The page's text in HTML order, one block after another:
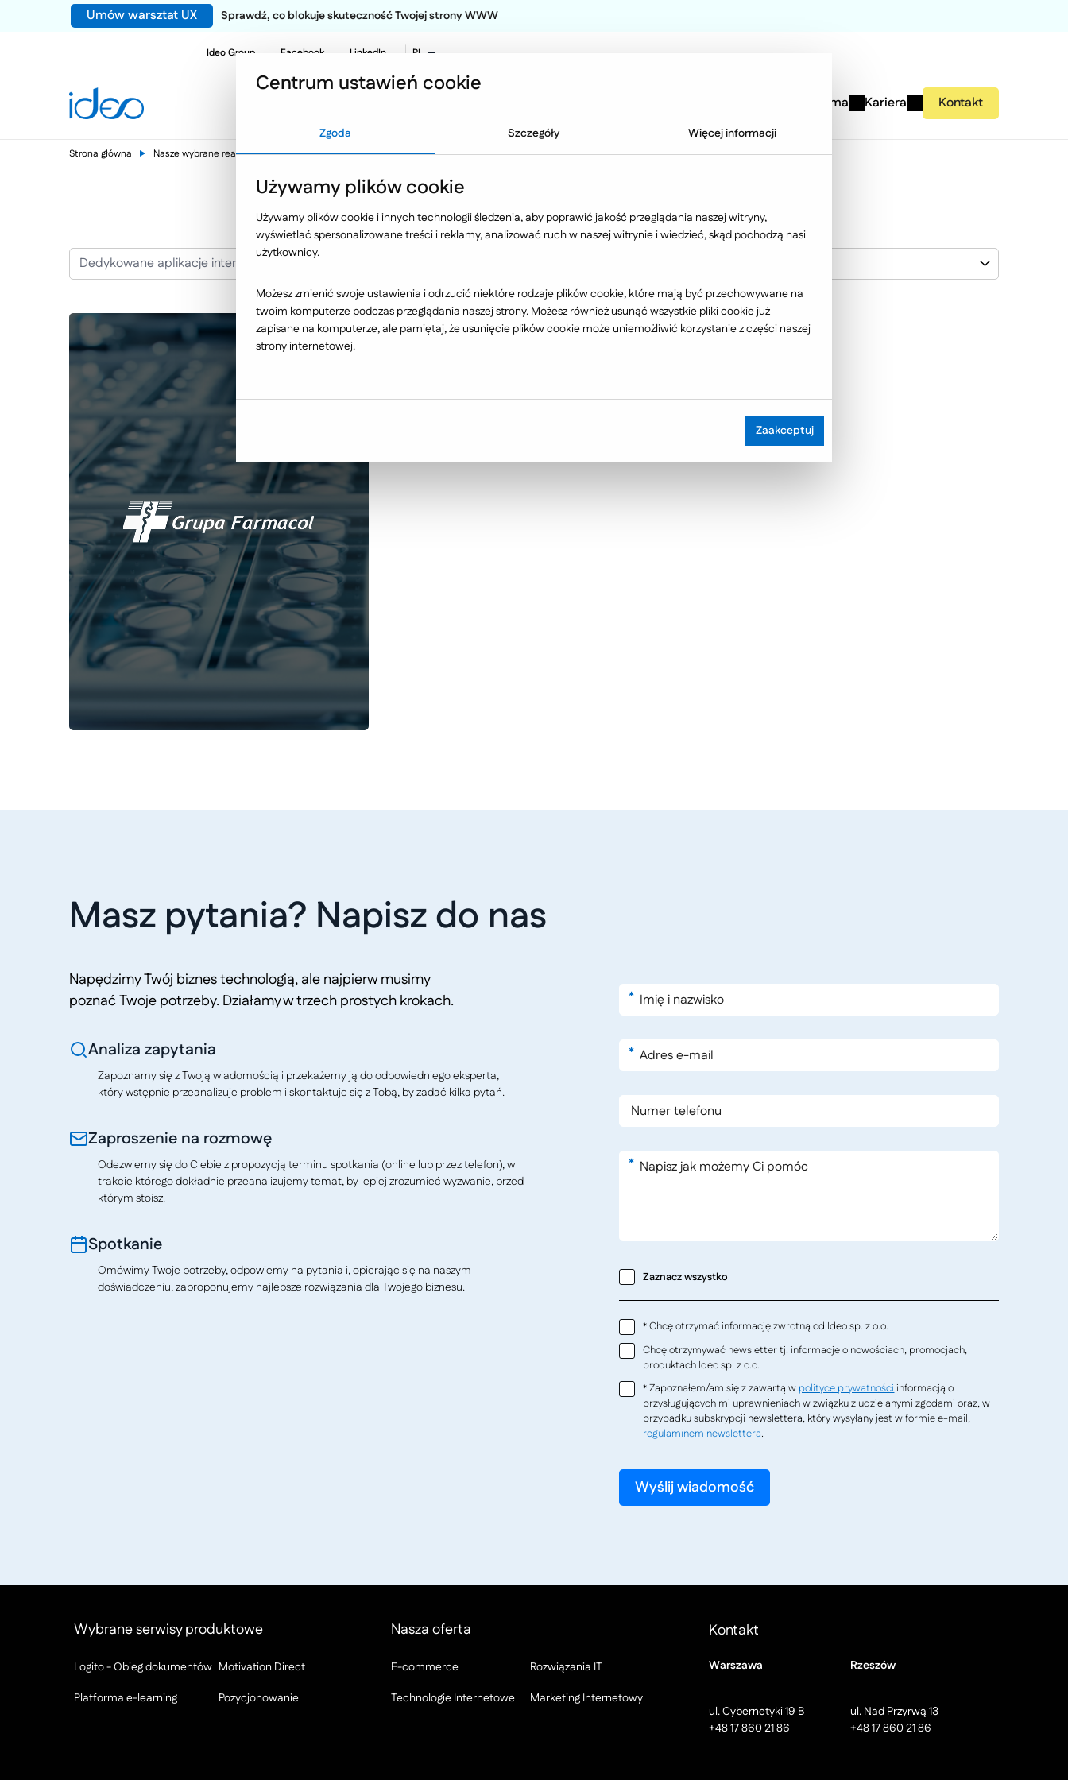
Umów warsztat UX Sprawdź, co blokuje skuteczność Twojej strony WWW
Ideo Group Facebook LinkedIn
PL
EN
NO
Firma Kariera Kontakt
Strona główna Nasze wybrane realizacje Dedykowane aplikacje internetowe Farmacol
Dedykowane aplikacje internetowe
Masz pytania? Napisz do nas
Napędzimy Twój biznes technologią, ale najpierw musimy
poznać Twoje potrzeby. Działamy w trzech prostych krokach.
Analiza zapytania
Zapoznamy się z Twoją wiadomością i przekażemy ją do odpowiedniego eksperta,
który wstępnie przeanalizuje problem i skontaktuje się z Tobą, by zadać kilka pytań.
Zaproszenie na rozmowę
Odezwiemy się do Ciebie z propozycją terminu spotkania (online lub przez telefon), w
trakcie którego dokładnie przeanalizujemy temat, by lepiej zrozumieć wyzwanie, przed
którym stoisz.
Spotkanie
Omówimy Twoje potrzeby, odpowiemy na pytania i, opierając się na naszym
doświadczeniu, zaproponujemy najlepsze rozwiązania dla Twojego biznesu.
*
*
*
Zaznacz wszystko
* Chcę otrzymać informację zwrotną od Ideo sp. z o.o.
Chcę otrzymywać newsletter tj. informacje o nowościach, promocjach,
produktach Ideo sp. z o.o.
* Zapoznałem/am się z zawartą w polityce prywatności informacją o
przysługujących mi uprawnieniach w związku z udzielanymi zgodami oraz, w
przypadku subskrypcji newslettera, który wysyłany jest w formie e-mail,
regulaminem newslettera.
Wybrane serwisy produktowe
Logito - Obieg dokumentów Motivation Direct
Platforma e-learning
Pozycjonowanie
Nasza oferta
E-commerce
Rozwiązania IT
Technologie Internetowe
Marketing Internetowy
Kontakt
Warszawa
ul. Cybernetyki 19 B
+48 17 860 21 86
Rzeszów
ul. Nad Przyrwą 13
+48 17 860 21 86
Centrum ustawień cookie
Zgoda Szczegóły Więcej informacji
Używamy plików cookie
Używamy plików cookie i innych technologii śledzenia, aby poprawić jakość przeglądania naszej witryny,
wyświetlać spersonalizowane treści i reklamy, analizować ruch w naszej witrynie i wiedzieć, skąd pochodzą nasi
użytkownicy.
Możesz zmienić swoje ustawienia i odrzucić niektóre rodzaje plików cookie, które mają być przechowywane na
twoim komputerze podczas przeglądania naszej strony. Możesz również usunąć wszystkie pliki cookie już
zapisane na komputerze, ale pamiętaj, że usunięcie plików cookie może uniemożliwić korzystanie z części naszej
strony internetowej.
Zaakceptuj